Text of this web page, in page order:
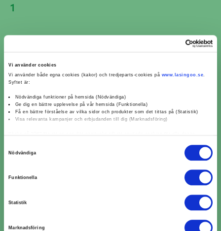
Vi använder cookies
Vi använder både egna cookies (kakor) och tredjeparts-cookies på www.lasingoo.se
Syftet är:
Nödvändiga funktioner på hemsida (Nödvändiga)
Ge dig en bättre upplevelse på vår hemsida (Funktionella)
Få en bättre förståelse av vilka sidor och produkter som det tittas på (Statistik)
Visa relevanta kampanjer och erbjudanden till dig (Marknadsföring)
längst ned på sidan. Ändra dina inställningar. Läs mer om hur vi använder cookies och
andra teknologier för att samla in personuppgifter:
Nödvändiga
Funktionella
Statistik
Marknadsföring
1
​​Kamremsbyte i Haparanda ​​